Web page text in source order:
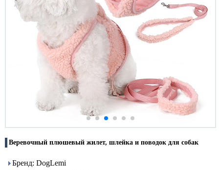
Веревочный плюшевый жилет, шлейка и поводок для собак
Бренд: DogLemi